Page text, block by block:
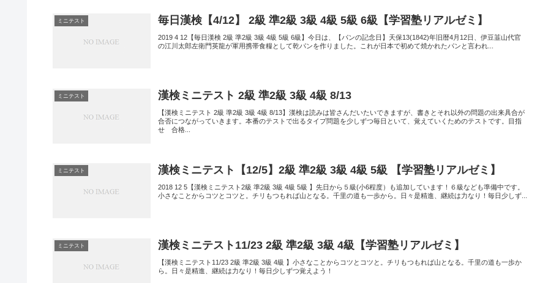
ミニテスト 毎日漢検【4/12】 2級 準2級 3級 4級 5級 6級【学習塾リアルゼミ】
2019 4 12【毎日漢検 2級 準2級 3級 4級 5級 6級】今日は、【パンの記念日】天保13(1842)年旧暦4月12日、伊豆韮山代官
の江川太郎左衛門英龍が軍用携帯食糧として乾パンを作りました。これが日本で初めて焼かれたパンと言われ...
ミニテスト 漢検ミニテスト 2級 準2級 3級 4級 8/13
【漢検ミニテスト 2級 準2級 3級 4級 8/13】漢検は読みは皆さんだいたいできますが、書きとそれ以外の問題の出来具合が
合否につながっていきます。本番のテストで出るタイプ問題を少しずつ毎日といて、覚えていくためのテストです。目指
せ 合格...
ミニテスト 漢検ミニテスト【12/5】2級 準2級 3級 4級 5級 【学習塾リアルゼミ】
2018 12 5【漢検ミニテスト2級 準2級 3級 4級 5級 】先日から５級(小6程度）も追加しています！６級なども準備中です。
小さなことからコツとコツと。チリもつもれば山となる。千里の道も一歩から。日々是精進、継続は力なり！毎日少しず...
ミニテスト 漢検ミニテスト11/23 2級 準2級 3級 4級【学習塾リアルゼミ】
【漢検ミニテスト11/23 2級 準2級 3級 4級 】小さなことからコツとコツと。チリもつもれば山となる。千里の道も一歩か
ら。日々是精進、継続は力なり！毎日少しずつ覚えよう！